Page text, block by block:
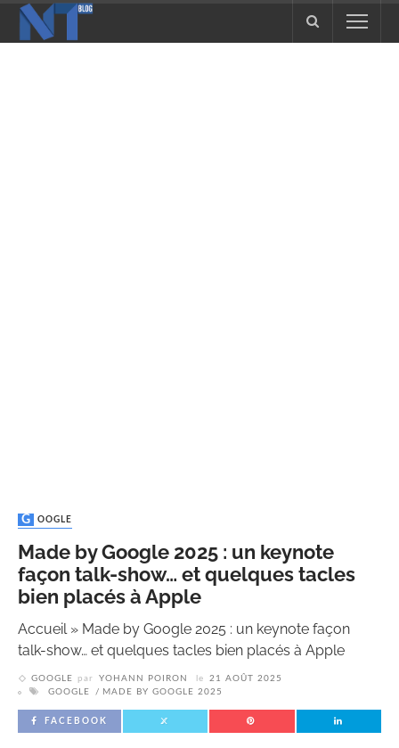
GOOGLE
Made by Google 2025 : un keynote
façon talk-show… et quelques tacles
bien placés à Apple
Accueil» Made by Google 2025 : un keynote façon
talk-show… et quelques tacles bien placés à Apple
GOOGLE par YOHANN POIRON le
21 AOÛT 2025
GOOGLE
MADE BY GOOGLE 2025
FACEBOOK